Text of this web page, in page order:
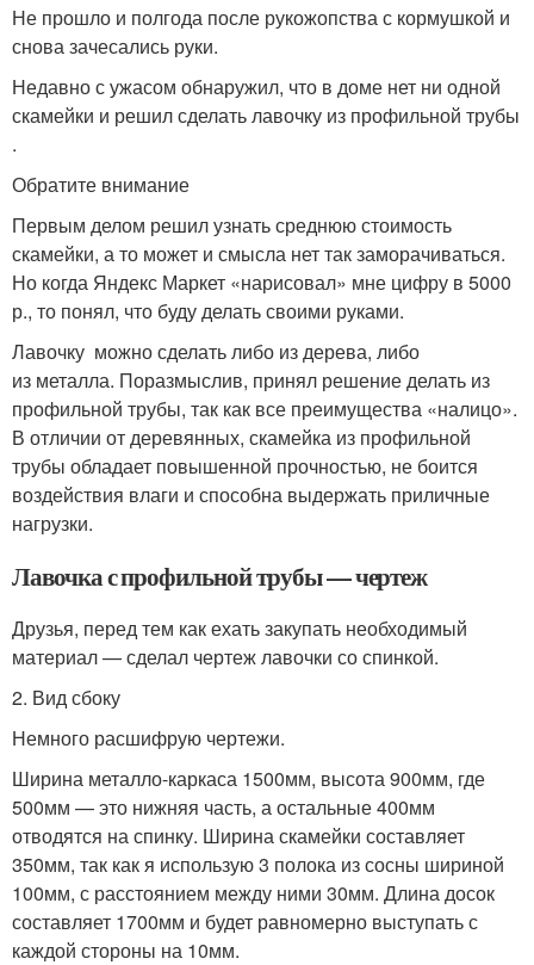
Не прошло и полгода после рукожопства с кормушкой и
снова зачесались руки.
Недавно с ужасом обнаружил, что в доме нет ни одной
скамейки и решил сделать лавочку из профильной трубы
.
Обратите внимание
Первым делом решил узнать среднюю стоимость
скамейки, а то может и смысла нет так заморачиваться.
Но когда Яндекс Маркет «нарисовал» мне цифру в 5000
р., то понял, что буду делать своими руками.
Лавочку можно сделать либо из дерева, либо
из металла. Поразмыслив, принял решение делать из
профильной трубы, так как все преимущества «налицо».
В отличии от деревянных, скамейка из профильной
трубы обладает повышенной прочностью, не боится
воздействия влаги и способна выдержать приличные
нагрузки.
Лавочка с профильной трубы — чертеж
Друзья, перед тем как ехать закупать необходимый
материал — сделал чертеж лавочки со спинкой.
2. Вид сбоку
Немного расшифрую чертежи.
Ширина металло-каркаса 1500мм, высота 900мм, где
500мм — это нижняя часть, а остальные 400мм
отводятся на спинку. Ширина скамейки составляет
350мм, так как я использую 3 полока из сосны шириной
100мм, с расстоянием между ними 30мм. Длина досок
составляет 1700мм и будет равномерно выступать с
каждой стороны на 10мм.